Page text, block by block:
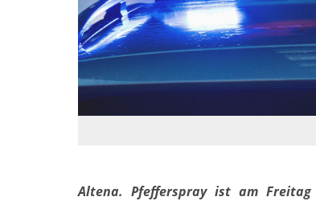
Altena. Pfefferspray ist am